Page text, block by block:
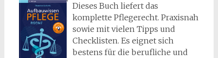
Dieses Buch liefert das
komplette Pflegerecht. Praxisnah
sowie mit vielen Tipps und
Checklisten. Es eignet sich
bestens für die berufliche und